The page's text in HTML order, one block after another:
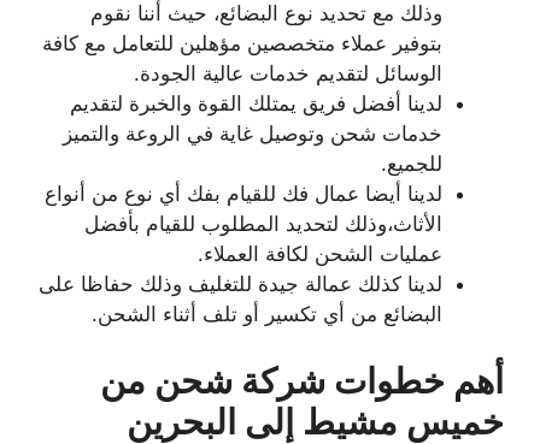
وذلك مع تحديد نوع البضائع، حيث أننا نقوم
بتوفير عملاء متخصصين مؤهلين للتعامل مع كافة
الوسائل لتقديم خدمات عالية الجودة.
لدينا أفضل فريق يمتلك القوة والخبرة لتقديم
خدمات شحن وتوصيل غاية في الروعة والتميز
للجميع.
لدينا أيضا عمال فك للقيام بفك أي نوع من أنواع
الأثاث،وذلك لتحديد المطلوب للقيام بأفضل
عمليات الشحن لكافة العملاء.
لدينا كذلك عمالة جيدة للتغليف وذلك حفاظا على
البضائع من أي تكسير أو تلف أثناء الشحن.
أهم خطوات شركة شحن من
خميس مشيط إلى البحرين